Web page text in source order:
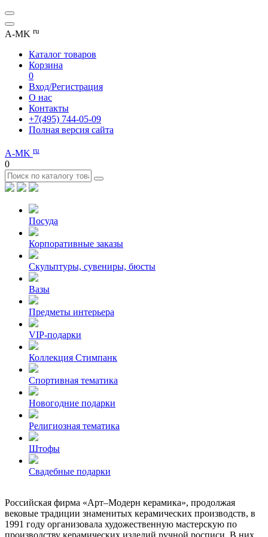
A-MK ru
Каталог товаров
Корзина
0
Вход/Регистрация
О нас
Контакты
+7(495) 744-05-09
Полная версия сайта
A-MK ru
0
Посуда
Корпоративные заказы
Скульптуры, сувениры, бюсты
Вазы
Предметы интерьера
VIP-подарки
Коллекция Стимпанк
Спортивная тематика
Новогодние подарки
Религиозная тематика
Штофы
Свадебные подарки
Российская фирма «Арт–Модерн керамика», продолжая
вековые традиции знаменитых керамических производств, в
1991 году организовала художественную мастерскую по
производству керамических изделий ручной росписи. В них